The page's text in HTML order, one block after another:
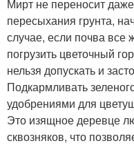
Мирт не переносит
пересыхания грунта,
случае, если почва все
погрузить цветочный
нельзя допускать и
Подкармливать
удобрениями для
Это изящное деревце
сквозняков, что